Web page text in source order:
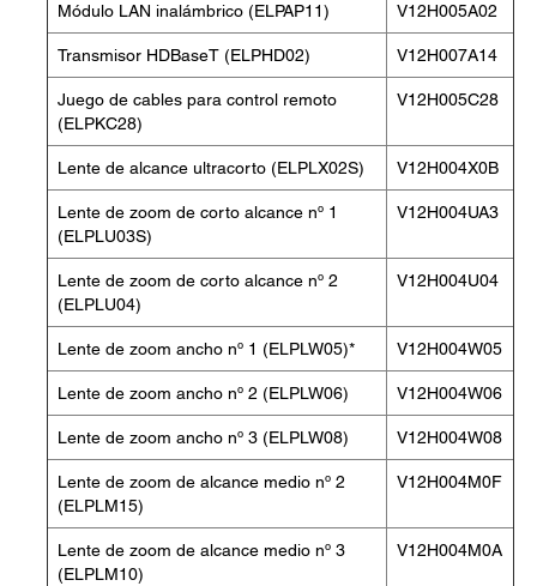
Módulo LAN inalámbrico (ELPAP11) V12H005A02
Transmisor HDBaseT (ELPHD02) V12H007A14
Juego de cables para control remoto
(ELPKC28)
V12H005C28
Lente de alcance ultracorto (ELPLX02S) V12H004X0B
Lente de zoom de corto alcance nº 1
(ELPLU03S)
V12H004UA3
Lente de zoom de corto alcance nº 2
(ELPLU04)
V12H004U04
Lente de zoom ancho nº 1 (ELPLW05)* V12H004W05
Lente de zoom ancho nº 2 (ELPLW06) V12H004W06
Lente de zoom ancho nº 3 (ELPLW08) V12H004W08
Lente de zoom de alcance medio nº 2
(ELPLM15)
V12H004M0F
Lente de zoom de alcance medio nº 3
(ELPLM10)
V12H004M0A